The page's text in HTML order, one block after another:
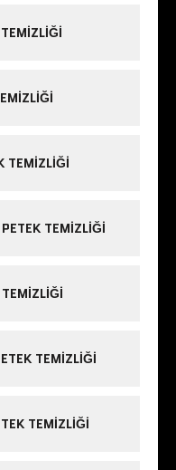
TEMIZLIĞI
TEMIZLIĞI
TEMIZLIĞI
TEMIZLIĞI